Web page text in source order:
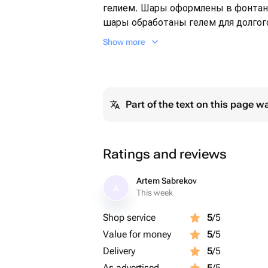
гелием. Шары оформлены в фонтан
шары обработаны гелем для
оформленные позже 21:00 могут
доступности более раннего
вечерние и ранние поздравления
Благодарим за понимание
Show more
Part of the text on this page
Ratings and reviews
Artem Sabrekov
This week
Shop service 5/5
Value for money
5/5
Delivery
5/5